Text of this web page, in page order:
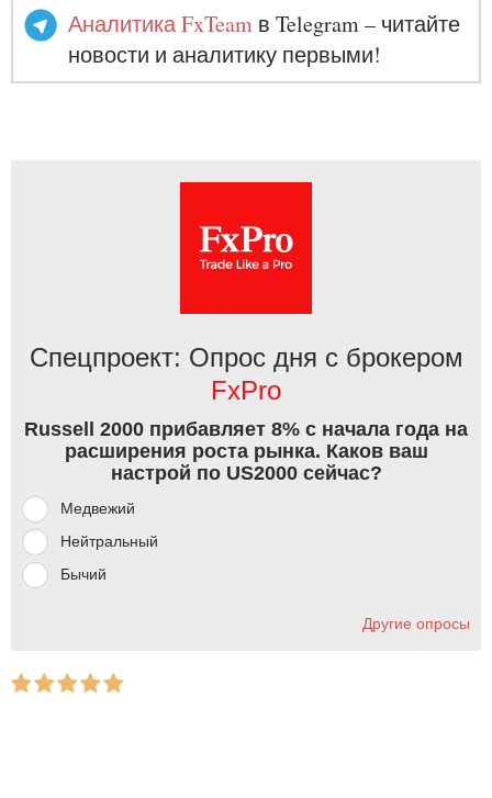
Аналитика FxTeam в Telegram – читайте
новости и аналитику первыми!
Спецпроект: Опрос дня с брокером
FxPro
Russell 2000 прибавляет 8% с начала года на
расширения роста рынка. Каков ваш
настрой по US2000 сейчас?
Медвежий
Нейтральный
Бычий
Другие опросы